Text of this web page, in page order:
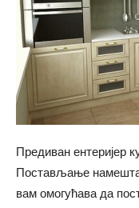
Предиван ентеријер
Постављање
вам омогућава да